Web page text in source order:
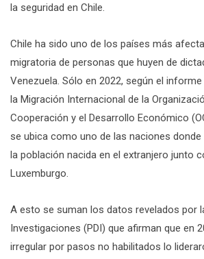
la seguridad en Chile.
Chile ha sido uno de los países más
migratoria de personas que huyen de
Venezuela. Sólo en 2022, según el
la Migración Internacional de la
Cooperación y el Desarrollo Económico
se ubica como uno de las naciones
la población nacida en el extranjero junto
Luxemburgo.
A esto se suman los datos revelados por
Investigaciones (PDI) que afirman que en
irregular por pasos no habilitados lo